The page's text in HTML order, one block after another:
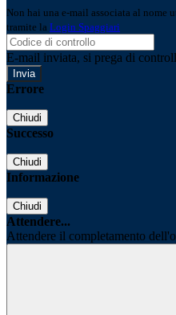
Non hai una e-mail associata al nome
tramite la Login Spaggiari
E-mail inviata, si prega di
Errore
Chiudi
Successo
Chiudi
Informazione
Chiudi
Attendere...
Attendere il completamento